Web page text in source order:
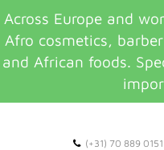
Across Europe and
Afro cosmetics,
and African foods.
(+31) 70 889 0151